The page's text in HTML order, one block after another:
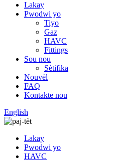
Lakay
Pwodwi yo
Tiyo
Gaz
HAVC
Fittings
Sou nou
Sètifika
Nouvèl
FAQ
Kontakte nou
English
Lakay
Pwodwi yo
HAVC